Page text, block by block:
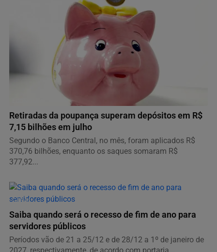
Retiradas da poupança superam depósitos em R$
7,15 bilhões em julho
Segundo o Banco Central, no mês, foram aplicados R$
370,76 bilhões, enquanto os saques somaram R$
377,92...
GERAL
Saiba quando será o recesso de fim de ano para
servidores públicos
Períodos vão de 21 a 25/12 e de 28/12 a 1º de janeiro de